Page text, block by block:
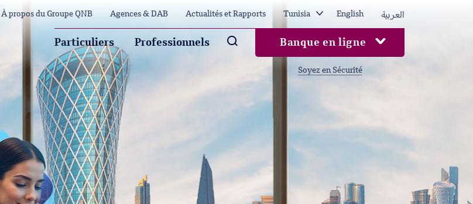
À propos du Groupe QNB Agences & DAB Actualités et Rapports Tunisia English العربية
Particuliers Professionnels Arama Banque en ligne
Soyez en Sécurité